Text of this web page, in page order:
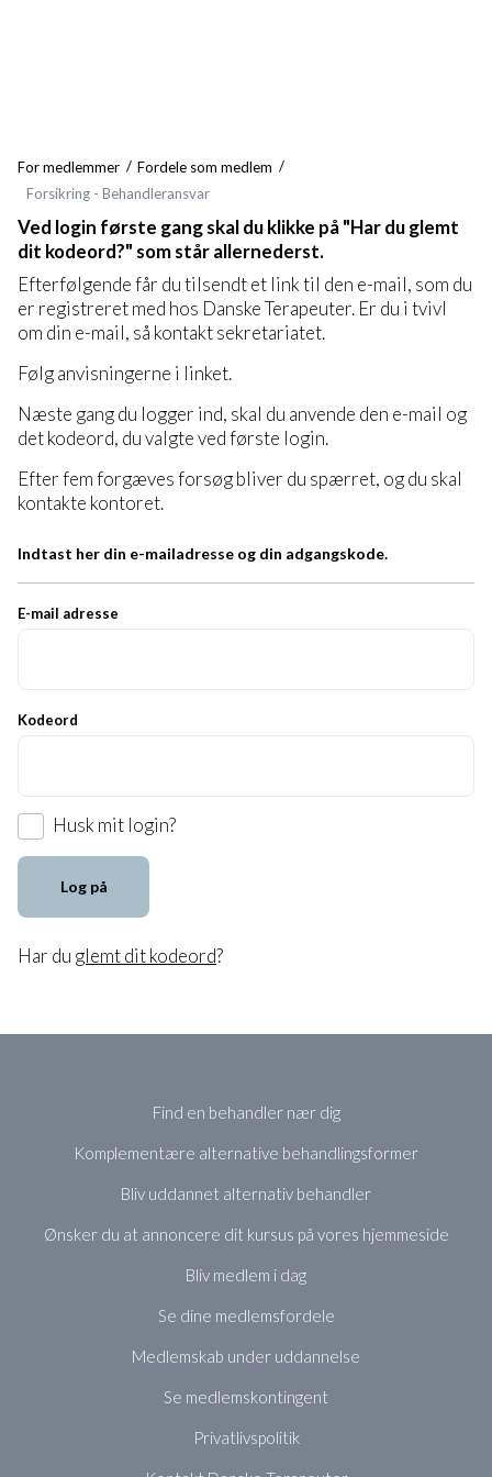
For medlemmer
Fordele som medlem
Forsikring - Behandleransvar
Ved login første gang skal du klikke på "Har du glemt
dit kodeord?" som står allernederst.
Efterfølgende får du tilsendt et link til den e-mail, som du
er registreret med hos Danske Terapeuter. Er du i tvivl
om din e-mail, så kontakt sekretariatet.
Følg anvisningerne i linket.
Næste gang du logger ind, skal du anvende den e-mail og
det kodeord, du valgte ved første login.
Efter fem forgæves forsøg bliver du spærret, og du skal
kontakte kontoret.
Indtast her din e-mailadresse og din adgangskode.
E-mail adresse
Kodeord
Husk mit login?
Log på
Har du glemt dit kodeord?
Find en behandler nær dig
Komplementære alternative behandlingsformer
Bliv uddannet alternativ behandler
Ønsker du at annoncere dit kursus på vores hjemmeside
Bliv medlem i dag
Se dine medlemsfordele
Medlemskab under uddannelse
Se medlemskontingent
Privatlivspolitik